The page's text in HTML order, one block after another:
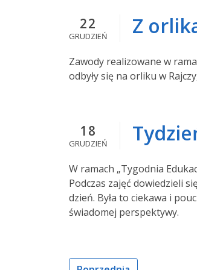
22
GRUDZIEŃ Z
Zawody realizowane w
odbyły się na orliku w
18
GRUDZIEŃ
W ramach „Tygodnia
Podczas zajęć dowiedzieli
dzień. Była to ciekawa i
świadomej perspektywy.